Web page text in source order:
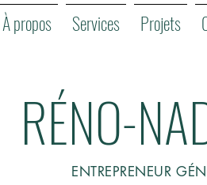
À propos Services Projets
RÉNO-
ENTREPRENEUR